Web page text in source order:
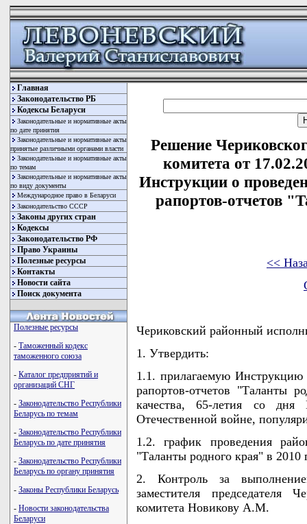
Главная
Законодательство РБ
Кодексы Беларуси
Законодательные и нормативные акты
по дате принятия
Законодательные и нормативные акты
принятые различными органами власти
Законодательные и нормативные акты
по темам
Законодательные и нормативные акты
по виду документы
Международное право в Беларуси
Законодательство СССР
Законы других стран
Кодексы
Законодательство РФ
Право Украины
Полезные ресурсы
Контакты
Новости сайта
Поиск документа
Полезные ресурсы
- Таможенный кодекс
таможенного союза
- Каталог предприятий и
организаций СНГ
- Законодательство Республики
Беларусь по темам
- Законодательство Республики
Беларусь по дате принятия
- Законодательство Республики
Беларусь по органу принятия
- Законы Республики Беларусь
- Новости законодательства
Беларуси
Решение
комитета от
Инструкции о
рапортов-отчетов
<<
Чериковский районный
1. Утвердить:
1.1. прилагаемую Инструкцию
рапортов-отчетов "Таланты
качества, 65-летия со дня
Отечественной войне,
1.2. график проведения
"Таланты родного края" в
2. Контроль за
заместителя председателя
комитета Новикову А.М.